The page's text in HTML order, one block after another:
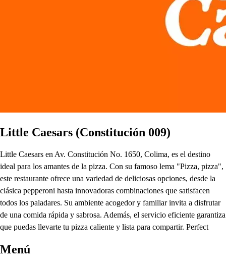
Little Caesars (Constitución 009)
Little Caesars en Av. Constitución No. 1650, Colima, es el destino
ideal para los amantes de la pizza. Con su famoso lema "Pizza, pizza",
este restaurante ofrece una variedad de deliciosas opciones, desde la
clásica pepperoni hasta innovadoras combinaciones que satisfacen
todos los paladares. Su ambiente acogedor y familiar invita a disfrutar
de una comida rápida y sabrosa. Además, el servicio eficiente garantiza
que puedas llevarte tu pizza caliente y lista para compartir. Perfect
Menú